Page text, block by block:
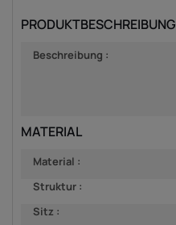
PRODUKTBESCHREIBUNG
Beschreibung :
MATERIAL
Material :
Struktur :
Sitz :